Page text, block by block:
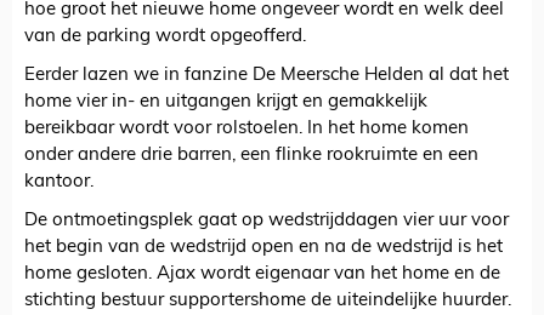
hoe groot het nieuwe home ongeveer wordt en welk deel
van de parking wordt opgeofferd.
Eerder lazen we in fanzine De Meersche Helden al dat het
home vier in- en uitgangen krijgt en gemakkelijk
bereikbaar wordt voor rolstoelen. In het home komen
onder andere drie barren, een flinke rookruimte en een
kantoor.
De ontmoetingsplek gaat op wedstrijddagen vier uur voor
het begin van de wedstrijd open en na de wedstrijd is het
home gesloten. Ajax wordt eigenaar van het home en de
stichting bestuur supportershome de uiteindelijke huurder.